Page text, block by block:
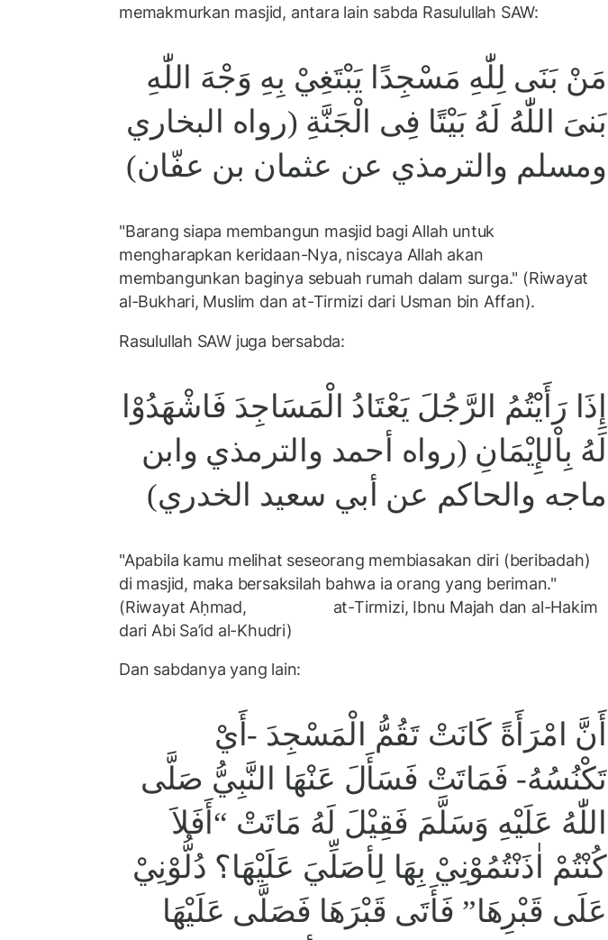
memakmurkan masjid, antara lain sabda Rasulullah SAW:
مَنْ بَنَى لِلّٰهِ مَسْجِدًا يَبْتَغِيْ بِهِ وَجْهَ اللّٰهِ
بَنىَ اللّٰهُ لَهُ بَيْتًا فِى الْجَنَّةِ (رواه البخاري
ومسلم والترمذي عن عثمان بن عفّان)
"Barang siapa membangun masjid bagi Allah untuk
mengharapkan keridaan-Nya, niscaya Allah akan
membangunkan baginya sebuah rumah dalam surga." (Riwayat
al-Bukhari, Muslim dan at-Tirmizi dari Usman bin Affan).
Rasulullah SAW juga bersabda:
إِذَا رَأَيْتُمُ الرَّجُلَ يَعْتَادُ الْمَسَاجِدَ فَاشْهَدُوْا
لَهُ بِاْلإِيْمَانِ (رواه أحمد والترمذي وابن
ماجه والحاكم عن أبي سعيد الخدري)
"Apabila kamu melihat seseorang membiasakan diri (beribadah)
di masjid, maka bersaksilah bahwa ia orang yang beriman."
(Riwayat Aḥmad, at-Tirmizi, Ibnu Majah dan al-Hakim
dari Abi Sa’id al-Khudri)
Dan sabdanya yang lain:
أَنَّ امْرَأَةً كَانَتْ تَقُمُّ الْمَسْجِدَ -أَيْ
تَكْنُسُهُ- فَمَاتَتْ فَسَأَلَ عَنْهَا النَّبِيُّ صَلَّى
اللّٰهُ عَلَيْهِ وَسَلَّمَ فَقِيْلَ لَهُ مَاتَتْ “أَفَلاَ
كُنْتُمْ اٰذَنْتُمُوْنِيْ بِهَا لِأصَلِّيَ عَلَيْهَا؟ دُلُّوْنِيْ
عَلَى قَبْرِهَا” فَأَتَى قَبْرَهَا فَصَلَّى عَلَيْهَا